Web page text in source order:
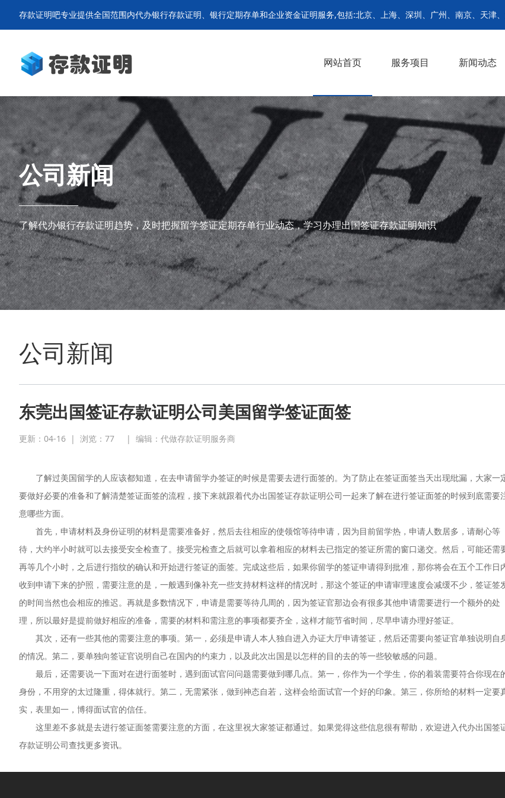
存款证明吧专业提供全国范围内代办银行存款证明、银行定期存单和企业资金证明服务,包括:北京、上海、深圳、广州、南京、天津
网站首页 服务项目
个人留学存款证明
出国签证存款证明
企业资金证明文件
个人留学资信证明
留学签证定期存单
企业单位存款证明
新闻动态
公司新闻
行业动态
公司新闻
了解代办银行存款证明趋势，及时把握留学签证定期存单行业动态，学习办理出国签证存款证明知识
公司新闻
东莞出国签证存款证明公司美国留学签证面签
更新：04-16 | 浏览： 77 | 编辑：代做存款证明服务商
了解过美国留学的人应该都知道，在去申请留学办签证的时候是需要去进行面签的。为了防止在签证面签当天出现纰漏，大家一
要做好必要的准备和了解清楚签证面签的流程，接下来就跟着代办出国签证存款证明公司一起来了解在进行签证面签的时候到底需要
意哪些方面。
首先，申请材料及身份证明的材料是需要准备好，然后去往相应的使领馆等待申请，因为目前留学热，申请人数居多，请耐心等
待，大约半小时就可以去接受安全检查了。接受完检查之后就可以拿着相应的材料去已指定的签证所需的窗口递交。然后，可能还需
再等几个小时，之后进行指纹的确认和开始进行签证的面签。完成这些后，如果你留学的签证申请得到批准，那你将会在五个工作日
收到申请下来的护照，需要注意的是，一般遇到像补充一些支持材料这样的情况时，那这个签证的申请审理速度会减缓不少，签证签
的时间当然也会相应的推迟。再就是多数情况下，申请是需要等待几周的，因为签证官那边会有很多其他申请需要进行一个额外的处
理，所以最好是提前做好相应的准备，需要的材料和需注意的事项都要齐全，这样才能节省时间，尽早申请办理好签证。
其次，还有一些其他的需要注意的事项。第一，必须是申请人本人独自进入办证大厅申请签证，然后还需要向签证官单独说明自
的情况。第二，要单独向签证官说明自己在国内的约束力，以及此次出国是以怎样的目的去的等一些较敏感的问题。
最后，还需要说一下面对在进行面签时，遇到面试官问问题需要做到哪几点。第一，你作为一个学生，你的着装需要符合你现在
身份，不用穿的太过隆重，得体就行。第二，无需紧张，做到神态自若，这样会给面试官一个好的印象。第三，你所给的材料一定要
实，表里如一，博得面试官的信任。
这里差不多就是去进行签证面签需要注意的方面，在这里祝大家签证都通过。如果觉得这些信息很有帮助，欢迎进入代办出国签
存款证明公司查找更多资讯。